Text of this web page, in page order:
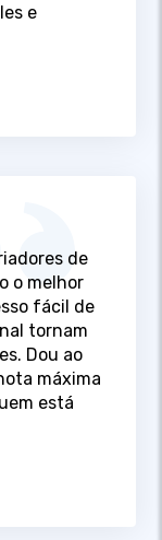
e
de
o melhor
fácil de
tornam
Dou ao
máxima
está